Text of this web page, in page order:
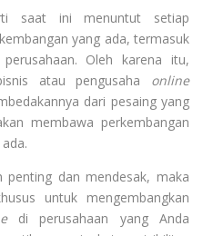
saat ini menuntut setiap
yang ada, termasuk
Oleh karena itu,
atau pengusaha online
dari pesaing yang
membawa perkembangan
penting dan mendesak, maka
untuk mengembangkan
di perusahaan yang Anda